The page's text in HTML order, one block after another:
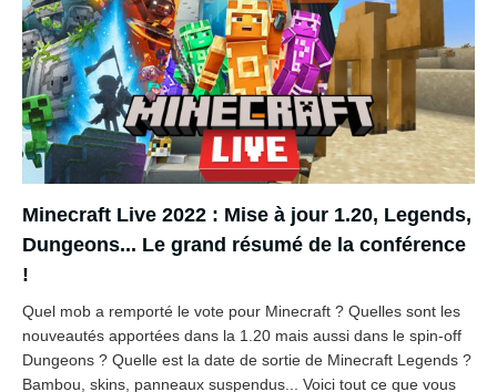
Minecraft Live 2022 : Mise à jour 1.20, Legends,
Dungeons... Le grand résumé de la conférence
!
Quel mob a remporté le vote pour Minecraft ? Quelles sont les
nouveautés apportées dans la 1.20 mais aussi dans le spin-off
Dungeons ? Quelle est la date de sortie de Minecraft Legends ?
Bambou, skins, panneaux suspendus... Voici tout ce que vous